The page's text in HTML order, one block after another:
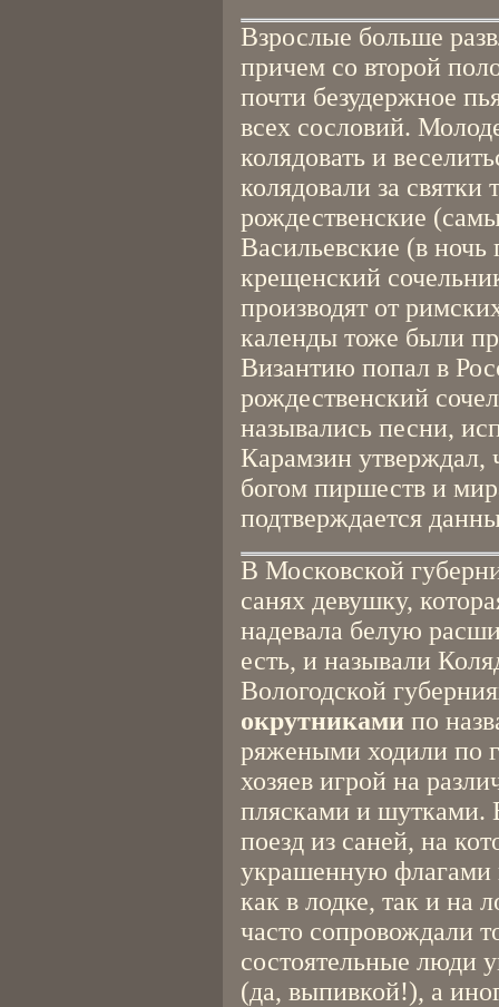
Взрослые больше
причем со второй
почти безудержное
всех сословий.
колядовать и
колядовали за святки
рождественские
Васильевские (в
крещенский
производят от
календы тоже были
Византию попал в
рождественский
назывались песни,
Карамзин утверждал,
богом пиршеств и
подтверждается
В Московской
санях девушку,
надевала белую
есть, и называли
Вологодской
окрутниками по
ряжеными ходили по
хозяев игрой на
плясками и шутками.
поезд из саней, на
украшенную флагами
как в лодке, так и на
часто сопровождали
состоятельные люди
(да, выпивкой!), а